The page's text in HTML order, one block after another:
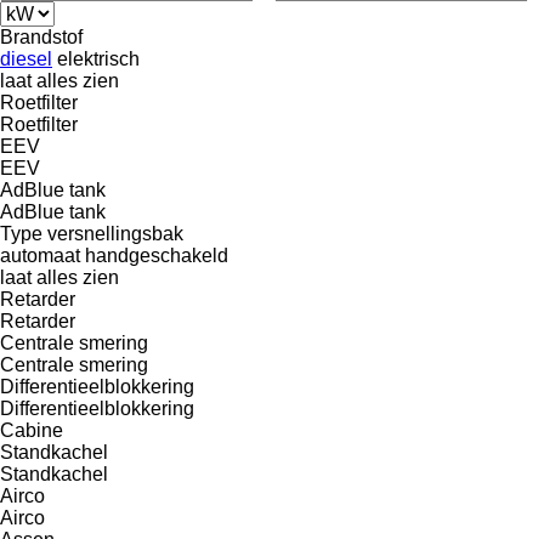
Brandstof
diesel elektrisch
laat alles zien
Roetfilter
Roetfilter
EEV
EEV
AdBlue tank
AdBlue tank
Type versnellingsbak
automaat handgeschakeld
laat alles zien
Retarder
Retarder
Centrale smering
Centrale smering
Differentieelblokkering
Differentieelblokkering
Cabine
Standkachel
Standkachel
Airco
Airco